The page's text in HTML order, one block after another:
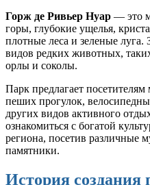
Горж де Ривьер Нуар — это
горы, глубокие ущелья,
плотные леса и зеленые
видов редких животных,
орлы и соколы.
Парк предлагает
пеших прогулок,
других видов активного
ознакомиться с богатой
региона, посетив различные
памятники.
История создания